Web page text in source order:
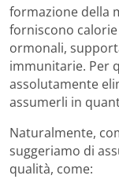
formazione della
forniscono
ormonali,
immunitarie. Per
assolutamente
assumerli in
Naturalmente,
suggeriamo di
qualità, come: